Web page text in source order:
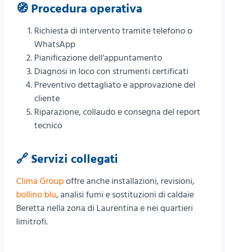
🧭 Procedura operativa
Richiesta di intervento tramite telefono o
WhatsApp
Pianificazione dell’appuntamento
Diagnosi in loco con strumenti certificati
Preventivo dettagliato e approvazione del
cliente
Riparazione, collaudo e consegna del report
tecnico
🔗 Servizi collegati
Clima Groupoffre anche installazioni, revisioni,
bollino blu, analisi fumi e sostituzioni di caldaie
Beretta nella zona di Laurentina e nei quartieri
limitrofi.